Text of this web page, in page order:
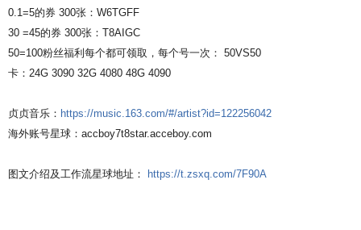
0.1=5的券 300张：W6TGFF
30 =45的券 300张：T8AIGC
50=100粉丝福利每个都可领取，每个号一次： 50VS50
卡：24G 3090 32G 4080 48G 4090
贞贞音乐： https://music.163.com/#/artist?id=122256042
海外账号星球：accboy7t8star.acceboy.com
图文介绍及工作流星球地址： https://t.zsxq.com/7F90A